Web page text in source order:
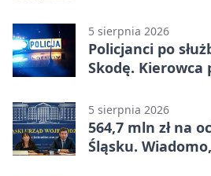
5 sierpnia 2026
Policjanci po
Skodę. Kierowca
5 sierpnia 2026
564,7 mln zł na
Śląsku.